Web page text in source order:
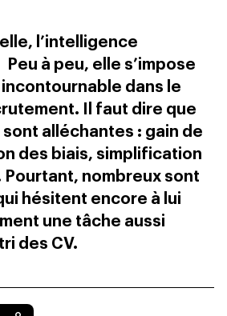
l’intelligence
à peu, elle s’impose
dans le
Il faut dire que
alléchantes : gain de
des biais, simplification
nombreux sont
hésitent encore à lui
une tâche aussi
des CV.